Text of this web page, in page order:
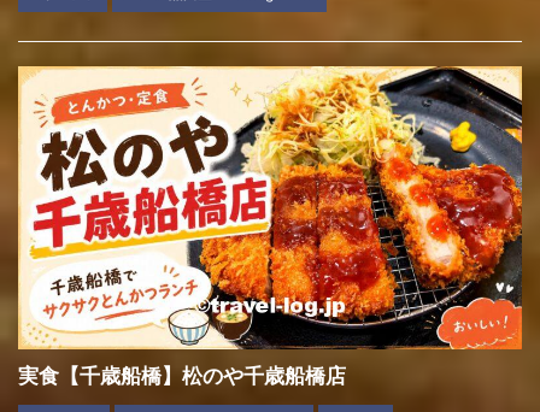
実食【千歳船橋】松のや千歳船橋店